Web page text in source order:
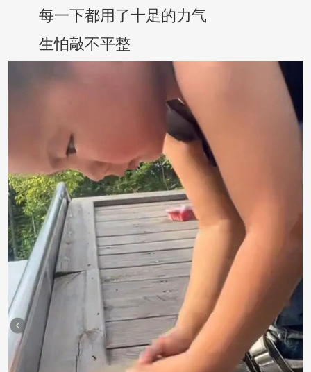
每一下都用了十足的力气
生怕敲不平整